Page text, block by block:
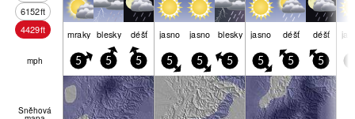
6152ft
4429ft mraky blesky déšť jasno jasno blesky jasno déšť déšť
mph 5 5 5 5 5 5 5 5 5
Sněhová